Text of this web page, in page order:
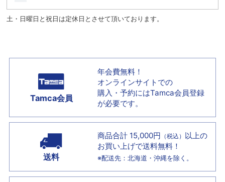
土・日曜日と祝日は定休日とさせて頂いております。
Tamca会員
年会費無料！
オンラインサイトでの
購入・予約にはTamca会員登録
が必要です。
送料
商品合計 15,000円 （税込） 以上の
お買い上げで送料無料！
※配送先：北海道・沖縄を除く。